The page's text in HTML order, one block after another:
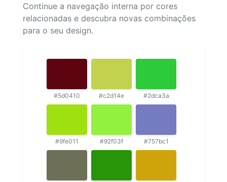
Continue a navegação interna por cores
relacionadas e descubra novas combinações
para o seu design.
#5d0410 #c2d14e #2dca3a
#9fe011 #92f03f #757bc1